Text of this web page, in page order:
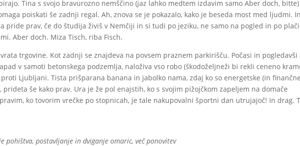
Tina s svojo bravurozno nemščino (jaz lahko medtem izdavim samo Aber doch, bitte)
poiskati še zadnji regal. Ah, znova se je pokazalo, kako je beseda most med ljudmi.
pride prav, če do študija živiš v Nemčiji in si tudi po jeziku, ne samo na pogled in po
Aber doch. Miza Tisch, riba Fisch.
trgovine. Kot zadnji se znajdeva na povsem praznem parkirišču. Počasi in pogledavši
v samoti betonskega podzemlja, naloživa vso robo (škodoželjneži bi rekli ceneno
Ljubljani. Tista prišparana banana in jabolko nama, zdaj ko so energetske (in
prideta še kako prav. Ura je že pol enajstih, ko s svojim pižojčkom zapeljem na domače
ko tovorim vrečke po stopnicah, je tale nakupovalni športni dan utrujajoč! In drag.
pohištva, postavljanje in dviganje omaric, več ponovitev